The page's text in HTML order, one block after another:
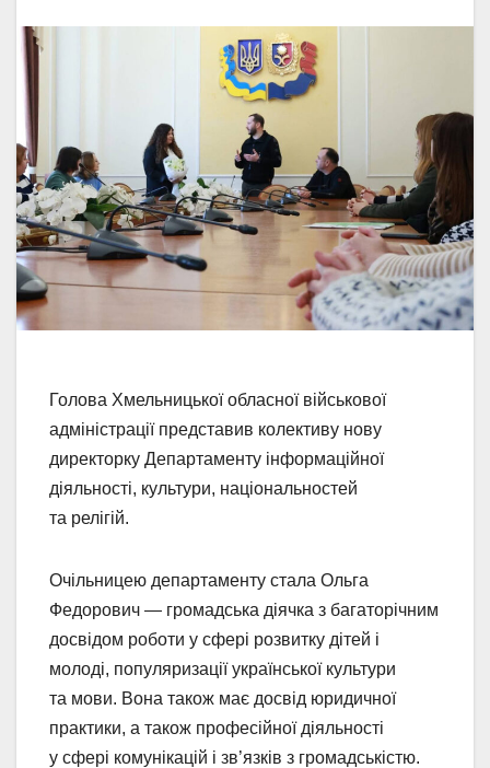
Голова Хмельницької обласної військової
адміністрації представив колективу нову
директорку Департаменту інформаційної
діяльності, культури, національностей
та релігій.
Очільницею департаменту стала Ольга
Федорович — громадська діячка з багаторічним
досвідом роботи у сфері розвитку дітей і
молоді, популяризації української культури
та мови. Вона також має досвід юридичної
практики, а також професійної діяльності
у сфері комунікацій і зв’язків з громадськістю.